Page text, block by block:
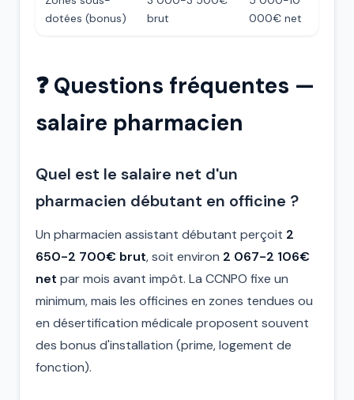
dotées (bonus)
brut
000€ net
❓ Questions fréquentes —
salaire pharmacien
Quel est le salaire net d'un
pharmacien débutant en officine ?
Un pharmacien assistant débutant perçoit 2
650-2 700€ brut, soit environ 2 067-2 106€
net par mois avant impôt. La CCNPO fixe un
minimum, mais les officines en zones tendues ou
en désertification médicale proposent souvent
des bonus d'installation (prime, logement de
fonction).